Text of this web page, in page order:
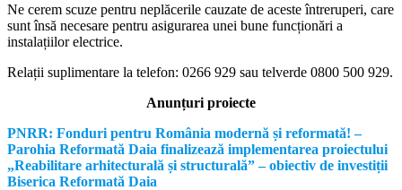
Ne cerem scuze pentru neplăcerile cauzate de aceste întreruperi, care
sunt însă necesare pentru asigurarea unei bune funcționări a
instalațiilor electrice.
Relații suplimentare la telefon: 0266 929 sau telverde 0800 500 929.
Anunțuri proiecte
PNRR: Fonduri pentru România modernă și reformată! –
Parohia Reformată Daia finalizează implementarea proiectului
„Reabilitare arhitecturală și structurală” – obiectiv de investiții
Biserica Reformată Daia